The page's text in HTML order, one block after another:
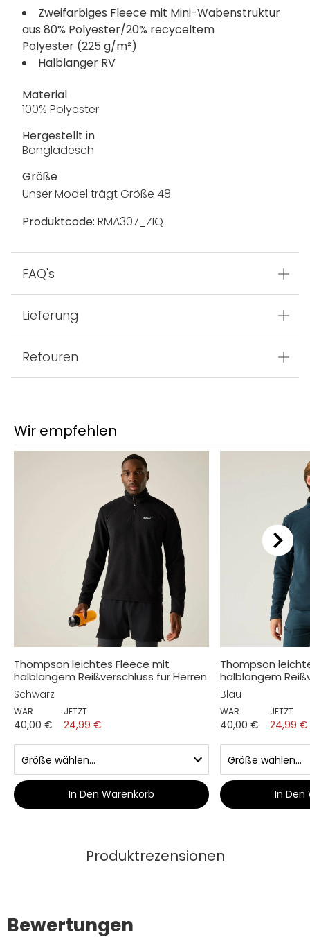
Zweifarbiges Fleece mit Mini-Wabenstruktur
aus 80% Polyester/20% recyceltem
Polyester (225 g/m²)
Halblanger RV
Material
100% Polyester
Hergestellt in
Bangladesch
Größe
Unser Model trägt Größe 48
Produktcode: RMA307_ZIQ
FAQ's
Lieferung
Retouren
Wir empfehlen
Thompson leichtes Fleece mit
halblangem Reißverschluss für Herren
Schwarz
WAR
40,00 €
JETZT
24,99 €
In Den Warenkorb
Thompson
halblangem
Blau
WAR
40,00 €
JETZT
24,99 €
In Den
Produktrezensionen